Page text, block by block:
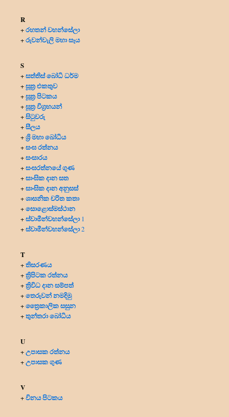
R
+රහතන් වහන්සේලා
+රුවන්වැලි මහා සෑය
S
+සත්තිස් බෝධි ධර්ම
+සූත්‍ර එකතුව
+සූත්‍ර පිටකය
+සූත්‍ර විග්‍රහයන්
+සිටුවරු
+සීලය
+ශ්‍රි මහා බෝධිය
+සංඝ රත්නය
+සංසාරය
+සංඝරත්නයේ ගුණ
+සාංඝික දාන සත
+සාංඝික දාන අනුසස්
+ශාසනික චරිත කතා
+සොළොස්මස්ථාන
+ස්වාමීන්වහන්සේලා1
+ස්වාමීන්වහන්සේලා2
T
+තිසරණය
+ත්‍රිපිටක රත්නය
+ත්‍රිවිධ දාන සම්පත්
+තෙරුවන් නමදිමු
+ත්‍රෛකාලික සසුන
+තුන්තරා බෝධිය
U
+උපාසක රත්නය
+උපාසක ගුණ
V
+විනය පිටකය